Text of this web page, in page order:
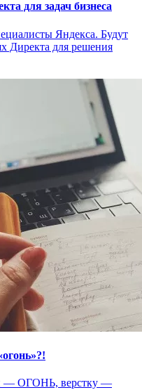
для задач бизнеса
Яндекса. Будут
Директа для решения
— ОГОНЬ, верстку —